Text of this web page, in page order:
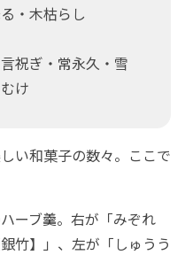
・木枯らし
祝ぎ・常永久・雪
け
い和菓子の数々。ここで
ーブ羹。右が「みぞれ
竹】」、左が「しゅうう